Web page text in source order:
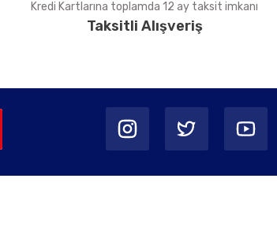
Kredi Kartlarına toplamda 12 ay taksit imkanı
Taksitli Alışveriş